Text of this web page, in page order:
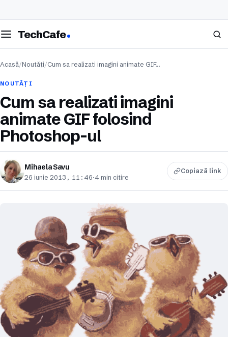
meniul
TechCafe Caută
Acasă/Noutăți/Cum sa realizati imagini animate GIF…
NOUTĂȚI
Cum sa realizati imagini
animate GIF folosind
Photoshop-ul
Mihaela Savu
26 iunie 2013, 11:46·4 min citire
Copiază link